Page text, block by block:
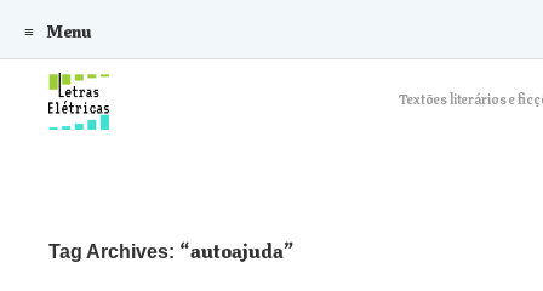
Textões literários e
Menu
Skip to content
Tag Archives: autoajuda